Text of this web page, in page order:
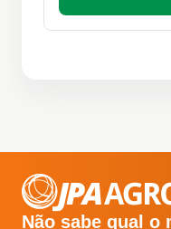
Não sabe qual o